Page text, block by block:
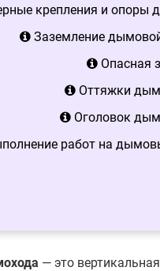
крепления и опоры
Заземление
Опасная
Оттяжки
Оголовок
работ на
— это